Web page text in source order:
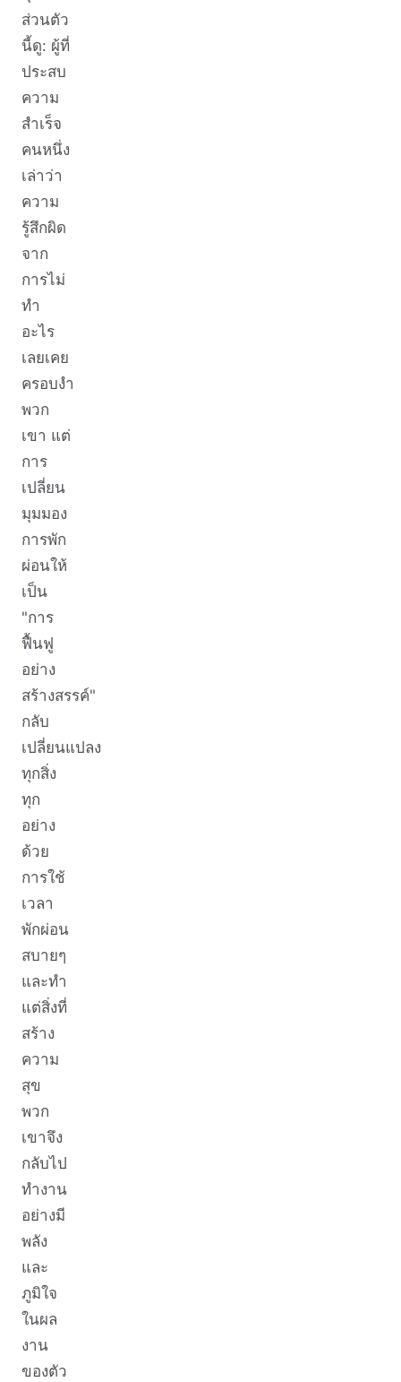
ส่วนตัว
นี้ดู: ผู้ที่
ประสบ
ความ
สำเร็จ
คนหนึ่ง
เล่าว่า
ความ
รู้สึกผิด
จาก
การไม่
ทำ
อะไร
เลยเคย
ครอบงำ
พวก
เขา แต่
การ
เปลี่ยน
มุมมอง
การพัก
ผ่อนให้
เป็น
"การ
ฟื้นฟู
อย่าง
สร้างสรรค์"
กลับ
เปลี่ยนแปลง
ทุกสิ่ง
ทุก
อย่าง
ด้วย
การใช้
เวลา
พักผ่อน
สบายๆ
และทำ
แต่สิ่งที่
สร้าง
ความ
สุข
พวก
เขาจึง
กลับไป
ทำงาน
อย่างมี
พลัง
และ
ภูมิใจ
ในผล
งาน
ของตัว